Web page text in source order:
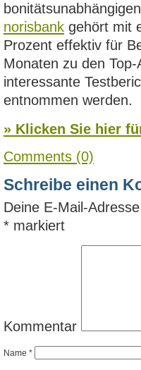
norisbank gehört mit
Prozent effektiv für
Monaten zu den
interessante
entnommen werden.
» Klicken Sie hier
Comments (0)
Schreibe einen
Deine E-Mail-
* markiert
Kommentar
Name *